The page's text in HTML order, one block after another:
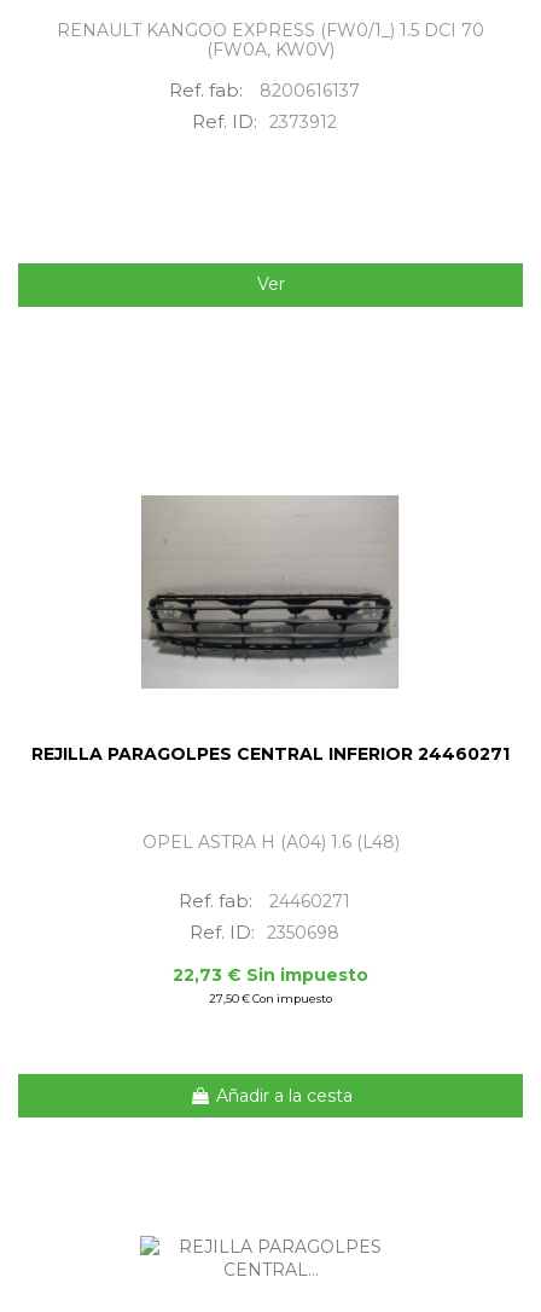
RENAULT KANGOO EXPRESS (FW0/1_) 1.5 DCI 70
(FW0A, KW0V)
Ref. fab: 8200616137
Ref. ID: 2373912
Ver
REJILLA PARAGOLPES CENTRAL INFERIOR 24460271
OPEL ASTRA H (A04) 1.6 (L48)
Ref. fab: 24460271
Ref. ID:
2350698
22,73 € Sin impuesto
27,50 € Con impuesto
Añadir a la cesta